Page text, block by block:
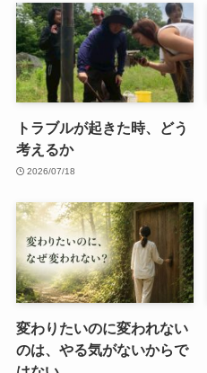
トラブルが起きた時、どう
考えるか
2026/07/18
変わりたいのに変われない
のは、やる気がないからで